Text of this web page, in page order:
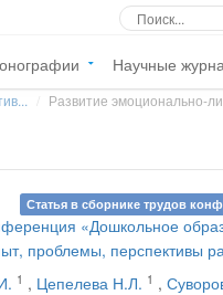
Научные
Развитие эмоционально-
Статья в сборнике трудов
«Дошкольное
проблемы, перспективы
1 , Цепелева Н.Л. 1 ,